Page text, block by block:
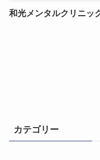
和光メンタルクリニッ
カテゴリー